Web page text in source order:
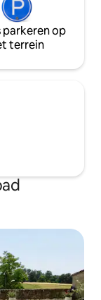
op
terrein